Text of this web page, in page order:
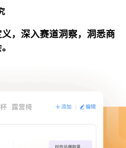
，深入赛道洞察，洞悉商